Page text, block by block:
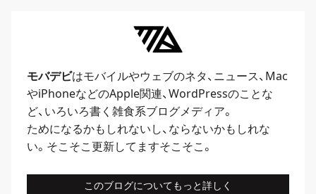
モバデビはモバイルやウェブのネタ、 ニュース、 Mac
やiPhoneなどのApple関連、WordPressのことな
ど、いろいろ書く雑食系ブログメディア。
ためになるかもしれないし、ならないかもしれな
い。そこそこ更新してますそこそこ。
このブログについてもっと詳しく